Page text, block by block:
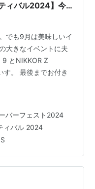
ィバル2024】今
でも9月は美味しいイ
大きなイベントに夫
9 とNIKKOR Z
。 最後までお付き
バーフェスト2024
ィバル 2024